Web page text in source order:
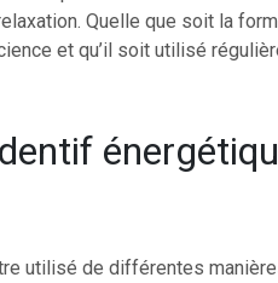
Quelle que soit la
et qu’il soit utilisé
utilisé de différentes